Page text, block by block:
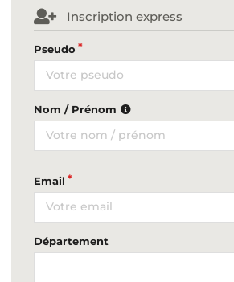
Inscription express
Pseudo
Nom / Prénom
Email
Département